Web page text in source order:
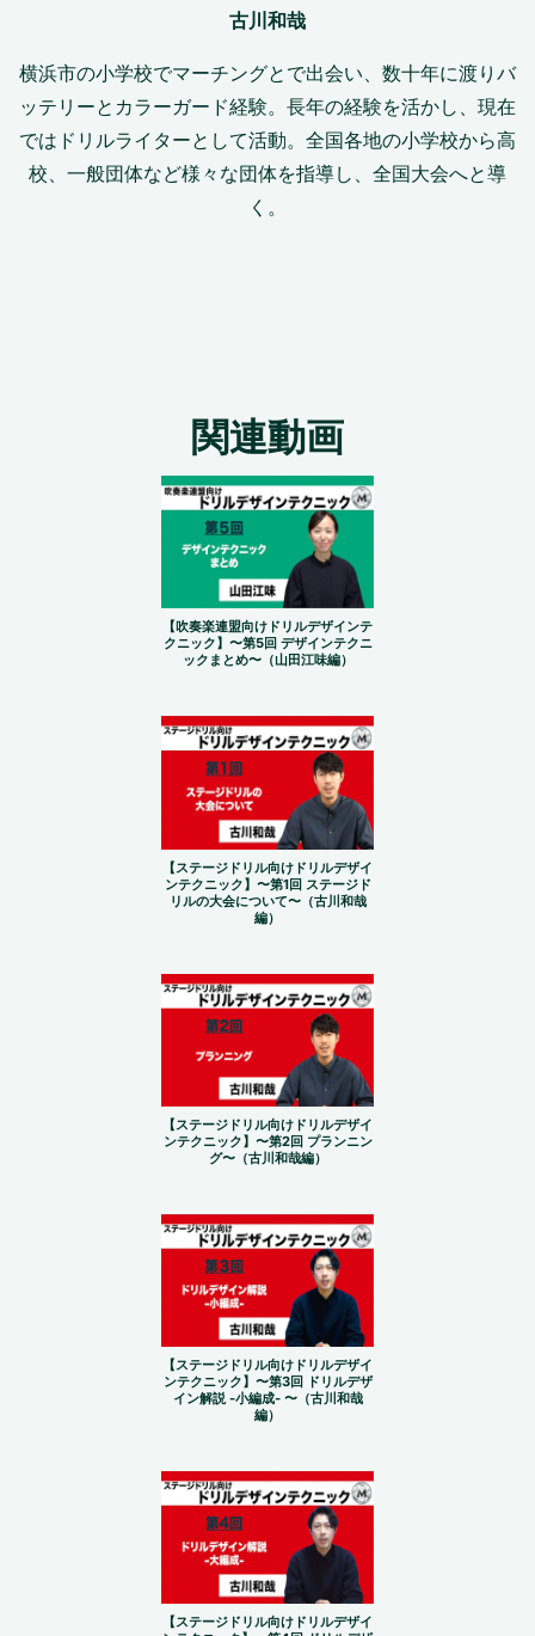
古川和哉
横浜市の小学校でマーチングとで出会い、数十年に渡りバ
ッテリーとカラーガード経験。長年の経験を活かし、現在
ではドリルライターとして活動。全国各地の小学校から高
校、一般団体など様々な団体を指導し、全国大会へと導
く。
関連動画
【吹奏楽連盟向けドリルデザインテ
クニック】〜第5回 デザインテクニ
ックまとめ〜（山田江味編）
【ステージドリル向けドリルデザイ
ンテクニック】〜第1回 ステージド
リルの大会について〜（古川和哉
編）
【ステージドリル向けドリルデザイ
ンテクニック】〜第2回 プランニン
グ〜（古川和哉編）
【ステージドリル向けドリルデザイ
ンテクニック】〜第3回 ドリルデザ
イン解説 -小編成- 〜（古川和哉
編）
【ステージドリル向けドリルデザイ